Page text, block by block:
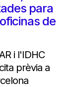
para
de
i l'IDHC
prèvia a